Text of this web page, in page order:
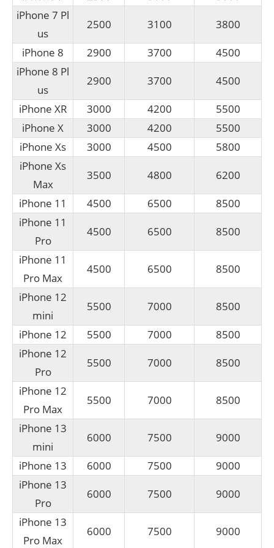
iPhone 7 Pl
us
2500 3100
3800
iPhone 8
2900 3700
4500
iPhone 8 Pl
us
2900 3700
4500
iPhone XR
3000 4200
5500
iPhone X
3000 4200
5500
iPhone Xs
3000 4500
5800
iPhone Xs
Max
3500 4800
6200
iPhone 11
4500 6500
8500
iPhone 11
Pro
4500 6500
8500
iPhone 11
Pro Max
4500 6500
8500
iPhone 12
mini
5500 7000
8500
iPhone 12
5500 7000
8500
iPhone 12
Pro
5500 7000
8500
iPhone 12
Pro Max
5500 7000
8500
iPhone 13
mini
6000 7500
9000
iPhone 13
6000 7500
9000
iPhone 13
Pro
6000 7500
9000
iPhone 13
Pro Max
6000 7500 9000